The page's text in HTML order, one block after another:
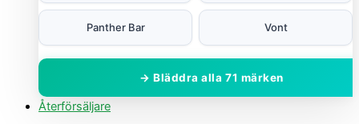
Panther Bar Vont
→ Bläddra alla 71 märken
Återförsäljare